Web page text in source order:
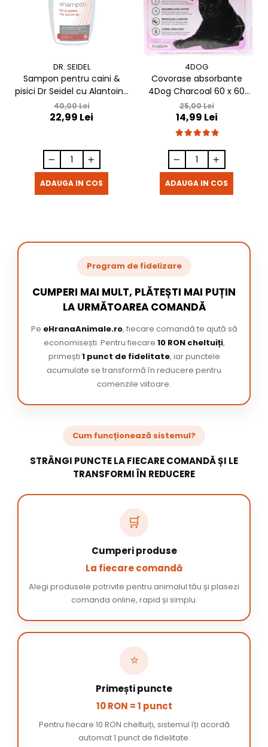
DR. SEIDEL
Sampon pentru caini &
pisici Dr Seidel cu Alantoina
220 ml
40,00 Lei
22,99 Lei
ADAUGA IN COS
4DOG
Covorase absorbante
4Dog Charcoal 60 x 60
cm, 10 buc / pachet
25,00 Lei
14,99 Lei
ADAUGA IN COS
Program de fidelizare
CUMPERI MAI MULT, PLĂTEȘTI MAI PUȚIN
LA URMĂTOAREA COMANDĂ
Pe eHranaAnimale.ro, fiecare comandă te ajută să
economisești. Pentru fiecare 10 RON cheltuiți,
primești 1 punct de fidelitate, iar punctele
acumulate se transformă în reducere pentru
comenzile viitoare.
Cum funcționează sistemul?
STRÂNGI PUNCTE LA FIECARE COMANDĂ ȘI LE
TRANSFORMI ÎN REDUCERE
🛒
Cumperi produse
La fiecare comandă
Alegi produsele potrivite pentru animalul tău și plasezi
comanda online, rapid și simplu.
⭐
Primești puncte
10 RON = 1 punct
Pentru fiecare 10 RON cheltuiți, sistemul îți acordă
automat 1 punct de fidelitate.